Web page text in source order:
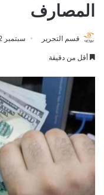
المصارف
قسم التحرير سبتمبر 22, 2023
أقل من دقيقة